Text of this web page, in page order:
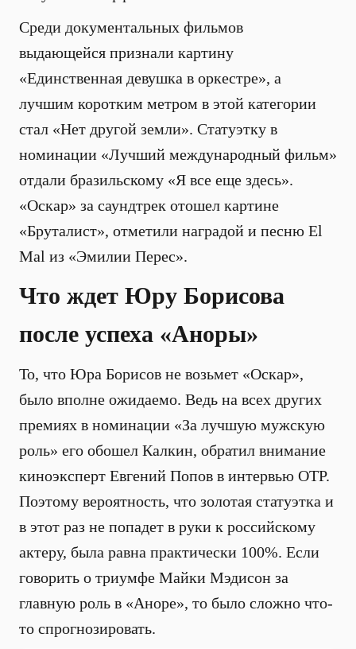
Среди документальных фильмов
выдающейся признали картину
«Единственная девушка в оркестре», а
лучшим коротким метром в этой категории
стал «Нет другой земли». Статуэтку в
номинации «Лучший международный фильм»
отдали бразильскому «Я все еще здесь».
«Оскар» за саундтрек отошел картине
«Бруталист», отметили наградой и песню El
Mal из «Эмилии Перес».
Что ждет Юру Борисова
после успеха «Аноры»
То, что Юра Борисов не возьмет «Оскар»,
было вполне ожидаемо. Ведь на всех других
премиях в номинации «За лучшую мужскую
роль» его обошел Калкин, обратил внимание
киноэксперт Евгений Попов в интервью ОТР.
Поэтому вероятность, что золотая статуэтка и
в этот раз не попадет в руки к российскому
актеру, была равна практически 100%. Если
говорить о триумфе Майки Мэдисон за
главную роль в «Аноре», то было сложно что-
то спрогнозировать.